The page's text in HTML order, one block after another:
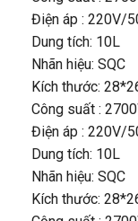
Điện áp : 220V/
Dung tích: 10L
Nhãn hiệu: SQC
Kích thước:
Công suất :
Điện áp : 220V/
Dung tích: 10L
Nhãn hiệu: SQC
Kích thước: